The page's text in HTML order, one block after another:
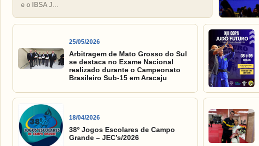
e o IBSA J...
25/05/2026
Arbitragem de Mato Grosso do Sul
se destaca no Exame Nacional
realizado durante o Campeonato
Brasileiro Sub-15 em Aracaju
18/04/2026
38º Jogos Escolares de Campo
Grande – JEC’s/2026